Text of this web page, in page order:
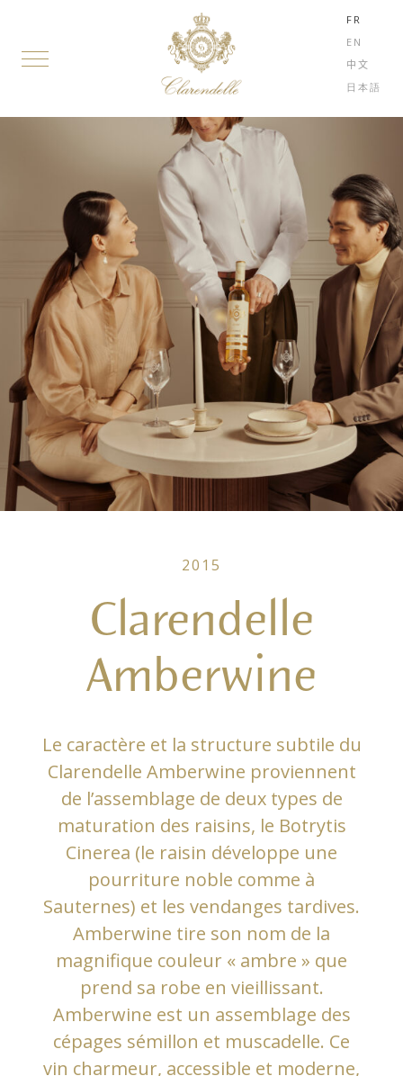
FR
EN
中文
日本語
2015
Clarendelle
Amberwine
Le caractère et la structure subtile du
Clarendelle Amberwine proviennent
de l’assemblage de deux types de
maturation des raisins, le Botrytis
Cinerea (le raisin développe une
pourriture noble comme à
Sauternes) et les vendanges tardives.
Amberwine tire son nom de la
magnifique couleur « ambre » que
prend sa robe en vieillissant.
Amberwine est un assemblage des
cépages sémillon et muscadelle. Ce
vin charmeur, accessible et moderne,